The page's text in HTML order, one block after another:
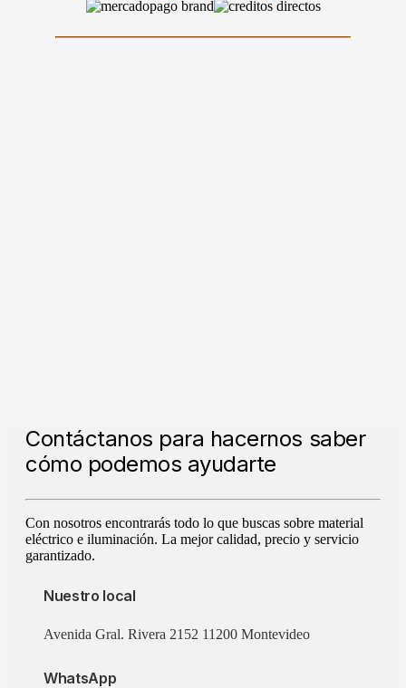
Contáctanos para hacernos saber
cómo podemos ayudarte
Con nosotros encontrarás todo lo que buscas sobre material
eléctrico e iluminación. La mejor calidad, precio y servicio
garantizado.
Nuestro local
Avenida Gral. Rivera 2152 11200 Montevideo
WhatsApp